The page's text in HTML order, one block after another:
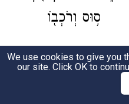
ס֥וּס וְרֹכְב֖וֹ
Then Moses and the
. They
We use cookies to give you
our site. Click OK to